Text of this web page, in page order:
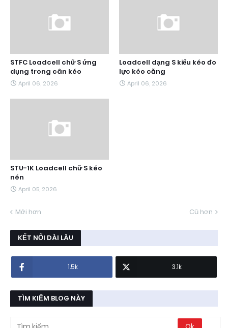
STFC Loadcell chữ S ứng
dụng trong cân kéo
April 06, 2026
Loadcell dạng S kiểu kéo đo
lực kéo căng
April 06, 2026
STU-1K Loadcell chữ S kéo
nén
April 05, 2026
Mới hơn Cũ hơn
KẾT NỐI DÀI LÂU
1.5k 3.1k
TÌM KIẾM BLOG NÀY